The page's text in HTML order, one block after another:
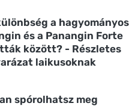
a hagyományos
és a Panangin Forte
között? - Részletes
laikusoknak
spórolhatsz meg